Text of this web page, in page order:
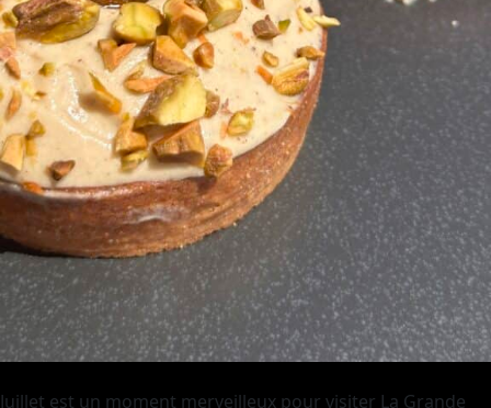
Juillet est un moment merveilleux pour visiter La Grande